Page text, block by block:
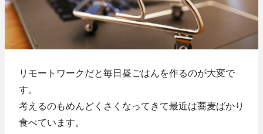
リモートワークだと毎日昼ごはんを作るのが大変で
す。
考えるのもめんどくさくなってきて最近は蕎麦ばかり
食べています。